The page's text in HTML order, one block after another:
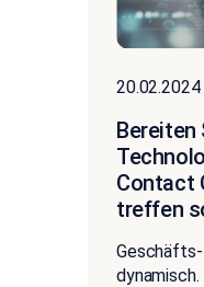
20.02.2024
Bereiten
Contact
treffen